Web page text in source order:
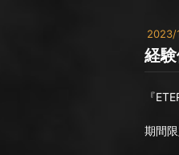
2023/
経
『
期間